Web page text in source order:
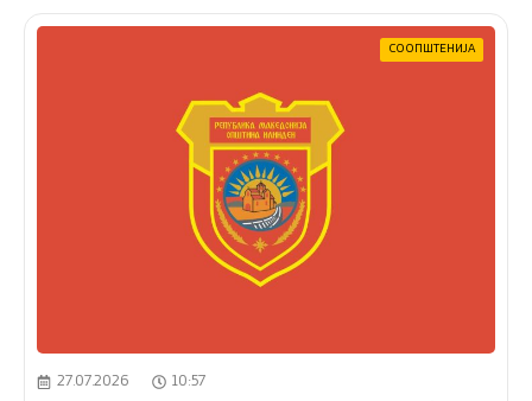
СООПШТЕНИЈА
27.07.2026 10:57